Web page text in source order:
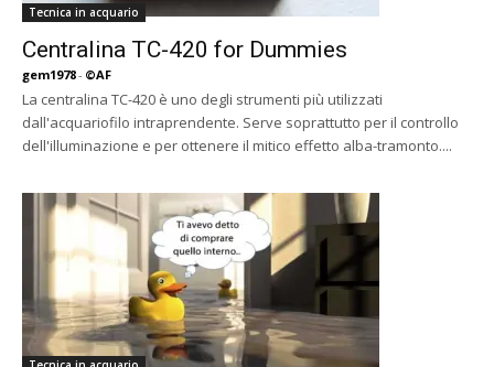
Tecnica in acquario
Centralina TC-420 for Dummies
gem1978- ©AF
La centralina TC-420 è uno degli strumenti più utilizzati
dall'acquariofilo intraprendente. Serve soprattutto per il controllo
dell'illuminazione e per ottenere il mitico effetto alba-tramonto....